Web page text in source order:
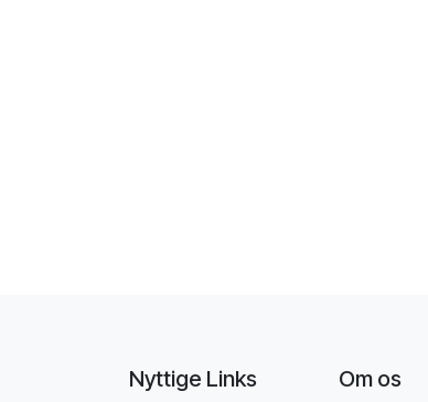
Nyttige Links Om os